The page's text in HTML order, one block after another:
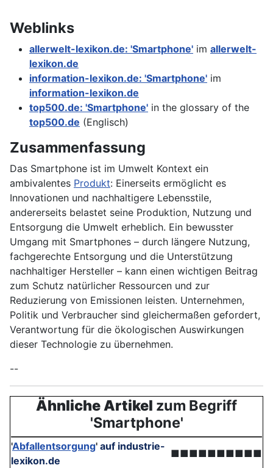
Weblinks
allerwelt-lexikon.de: 'Smartphone' im allerwelt-
lexikon.de
information-lexikon.de: 'Smartphone' im
information-lexikon.de
top500.de: 'Smartphone' in the glossary of the
top500.de (Englisch)
Zusammenfassung
Das Smartphone ist im Umwelt Kontext ein
ambivalentes Produkt: Einerseits ermöglicht es
Innovationen und nachhaltigere Lebensstile,
andererseits belastet seine Produktion, Nutzung und
Entsorgung die Umwelt erheblich. Ein bewusster
Umgang mit Smartphones – durch längere Nutzung,
fachgerechte Entsorgung und die Unterstützung
nachhaltiger Hersteller – kann einen wichtigen Beitrag
zum Schutz natürlicher Ressourcen und zur
Reduzierung von Emissionen leisten. Unternehmen,
Politik und Verbraucher sind gleichermaßen gefordert,
Verantwortung für die ökologischen Auswirkungen
dieser Technologie zu übernehmen.
--
Ähnliche Artikel zum Begriff
'Smartphone'
'Abfallentsorgung' auf industrie-
lexikon.de
■■■■■■■■■■